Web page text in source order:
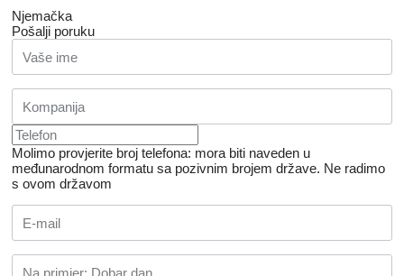
Njemačka
Pošalji poruku
Molimo provjerite broj telefona: mora biti naveden u
međunarodnom formatu sa pozivnim brojem države. Ne radimo
s ovom državom